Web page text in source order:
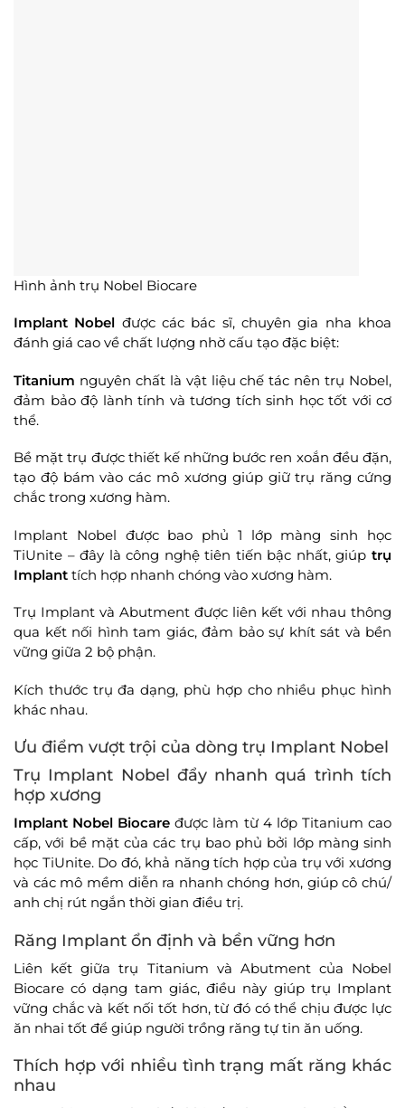
Hình ảnh trụ Nobel Biocare
Implant Nobel được các bác sĩ, chuyên gia nha khoa
đánh giá cao về chất lượng nhờ cấu tạo đặc biệt:
Titanium nguyên chất là vật liệu chế tác nên trụ Nobel,
đảm bảo độ lành tính và tương tích sinh học tốt với cơ
thể.
Bề mặt trụ được thiết kế những bước ren xoắn đều đặn,
tạo độ bám vào các mô xương giúp giữ trụ răng cứng
chắc trong xương hàm.
Implant Nobel được bao phủ 1 lớp màng sinh học
TiUnite – đây là công nghệ tiên tiến bậc nhất, giúp trụ
Implant tích hợp nhanh chóng vào xương hàm.
Trụ Implant và Abutment được liên kết với nhau thông
qua kết nối hình tam giác, đảm bảo sự khít sát và bền
vững giữa 2 bộ phận.
Kích thước trụ đa dạng, phù hợp cho nhiều phục hình
khác nhau.
Ưu điểm vượt trội của dòng trụ Implant Nobel
Trụ Implant Nobel đẩy nhanh quá trình tích
hợp xương
Implant Nobel Biocaređược làm từ 4 lớp Titanium cao
cấp, với bề mặt của các trụ bao phủ bởi lớp màng sinh
học TiUnite. Do đó, khả năng tích hợp của trụ với xương
và các mô mềm diễn ra nhanh chóng hơn, giúp cô chú/
anh chị rút ngắn thời gian điều trị.
Răng Implant ổn định và bền vững hơn
Liên kết giữa trụ Titanium và Abutment của Nobel
Biocare có dạng tam giác, điều này giúp trụ Implant
vững chắc và kết nối tốt hơn, từ đó có thể chịu được lực
ăn nhai tốt để giúp người trồng răng tự tin ăn uống.
Thích hợp với nhiều tình trạng mất răng khác
nhau